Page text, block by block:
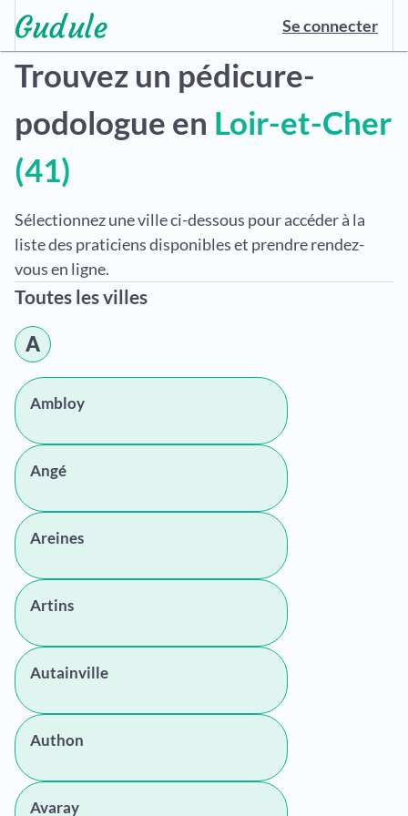
Se connecter
Trouvez un pédicure-
podologue en Loir-et-Cher
(41)
Sélectionnez une ville ci-dessous pour accéder à la
liste des praticiens disponibles et prendre rendez-
vous en ligne.
Toutes les villes
A
Ambloy
Angé
Areines
Artins
Autainville
Authon
Avaray